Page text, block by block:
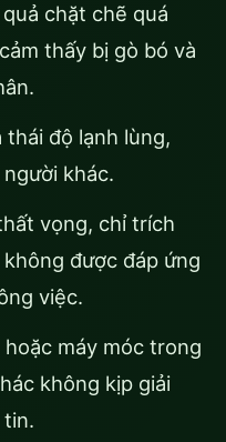
chặt chẽ quá
thấy bị gò bó và
độ lạnh lùng,
khác.
vọng, chỉ trích
được đáp ứng
việc.
máy móc trong
không kịp giải
tin.